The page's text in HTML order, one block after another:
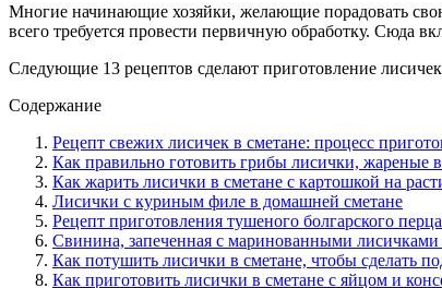
Многие начинающие хозяйки, желающие порадовать
всего требуется провести первичную обработку. Сюда
Следующие 13 рецептов сделают приготовление
Содержание
Рецепт свежих лисичек в сметане: процесс
Как правильно готовить грибы лисички, жареные
Как жарить лисички в сметане с картошкой на
Лисички с куриным филе в домашней сметане
Рецепт приготовления тушеного болгарского
Свинина, запеченная с маринованными лисичками
Как потушить лисички в сметане, чтобы сделать
Как приготовить лисички в сметане с яйцом и